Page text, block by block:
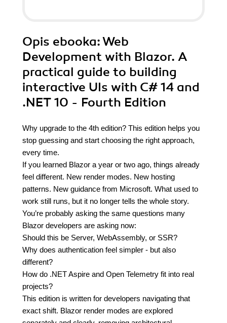
Opis ebooka: Web
Development with Blazor. A
practical guide to building
interactive UIs with C# 14 and
.NET 10 - Fourth Edition
Why upgrade to the 4th edition? This edition helps you
stop guessing and start choosing the right approach,
every time.
If you learned Blazor a year or two ago, things already
feel different. New render modes. New hosting
patterns. New guidance from Microsoft. What used to
work still runs, but it no longer tells the whole story.
You’re probably asking the same questions many
Blazor developers are asking now:
Should this be Server, WebAssembly, or SSR?
Why does authentication feel simpler - but also
different?
How do .NET Aspire and Open Telemetry fit into real
projects?
This edition is written for developers navigating that
exact shift. Blazor render modes are explored